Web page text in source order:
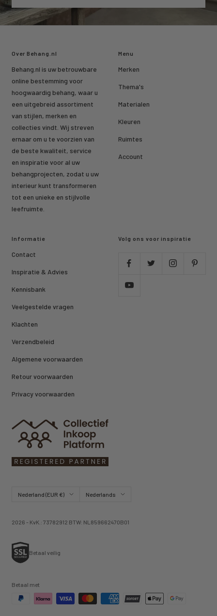
Over Behang.nl
Behang.nl is uw betrouwbare
online bestemming voor
hoogwaardig behang, waar u
een uitgebreid assortiment
van stijlen, merken en
collecties vindt. Wij streven
ernaar om u te voorzien van
de beste kwaliteit, service
en inspiratie voor al uw
behangprojecten, zodat u uw
interieur kunt transformeren
tot een unieke en stijlvolle
leefruimte.
Menu
Merken
Thema's
Materialen
Kleuren
Ruimtes
Account
Informatie
Contact
Inspiratie & Advies
Kennisbank
Veelgestelde vragen
Klachten
Verzendbeleid
Algemene voorwaarden
Retour voorwaarden
Privacy voorwaarden
Volg ons voor inspiratie
Land/regio Nederland (EUR €) TaalNederlands
2026 - KvK.: 73782912 BTW: NL859662470B01
Betaal veilig
Betaal met